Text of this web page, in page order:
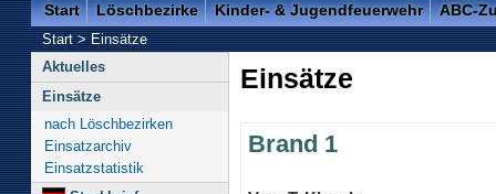
Start Löschbezirke Kinder- & Jugendfeuerwehr ABC-
Start>Einsätze
Aktuelles
Einsätze
nach Löschbezirken
Einsatzarchiv
Einsatzstatistik
Einsätze
Brand 1